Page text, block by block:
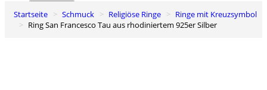
0
Warenkorb
Startseite Schmuck Religiöse Ringe
Ringe mit Kreuzsymbol
Ring San Francesco Tau aus rhodiniertem 925er Silber